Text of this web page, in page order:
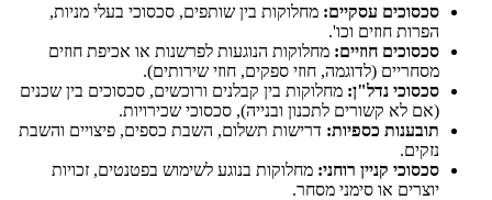
סכסוכים עסקיים: מחלוקות בין שותפים, סכסוכי בעלי מניות,
הפרות חוזים וכו'.
סכסוכים חוזיים: מחלוקות הנוגעות לפרשנות או אכיפת חוזים
מסחריים (לדוגמה, חוזי ספקים, חוזי שירותים).
סכסוכי נדל"ן: מחלוקות בין קבלנים ורוכשים, סכסוכים בין שכנים
(אם לא קשורים לתכנון ובנייה), סכסוכי שכירויות.
תובענות כספיות: דרישות תשלום, השבת כספים, פיצויים והשבת
נזקים.
סכסוכי קניין רוחני: מחלוקות בנוגע לשימוש בפטנטים, זכויות
יוצרים או סימני מסחר.